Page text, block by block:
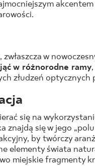
w
w różnorodne ramy
złudzeń optycznych
się na
znajdą się w jego
by twórczy
elementy świata
miejskie fragmenty